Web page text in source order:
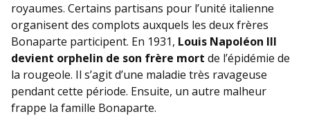
royaumes. Certains partisans pour l’unité italienne
organisent des complots auxquels les deux frères
Bonaparte participent. En 1931, Louis Napoléon III
devient orphelin de son frère mort de l’épidémie de
la rougeole. Il s’agit d’une maladie très ravageuse
pendant cette période. Ensuite, un autre malheur
frappe la famille Bonaparte.